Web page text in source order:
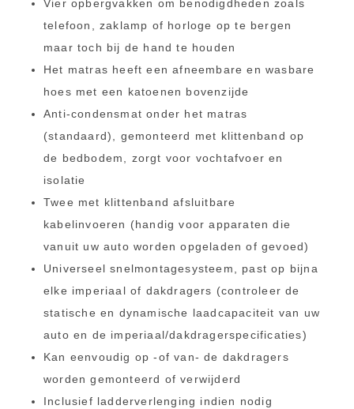
Vier opbergvakken om benodigdheden zoals
telefoon, zaklamp of horloge op te bergen
maar toch bij de hand te houden
Het matras heeft een afneembare en wasbare
hoes met een katoenen bovenzijde
Anti-condensmat onder het matras
(standaard), gemonteerd met klittenband op
de bedbodem, zorgt voor vochtafvoer en
isolatie
Twee met klittenband afsluitbare
kabelinvoeren (handig voor apparaten die
vanuit uw auto worden opgeladen of gevoed)
Universeel snelmontagesysteem, past op bijna
elke imperiaal of dakdragers (controleer de
statische en dynamische laadcapaciteit van uw
auto en de imperiaal/dakdragerspecificaties)
Kan eenvoudig op -of van- de dakdragers
worden gemonteerd of verwijderd
Inclusief ladderverlenging indien nodig